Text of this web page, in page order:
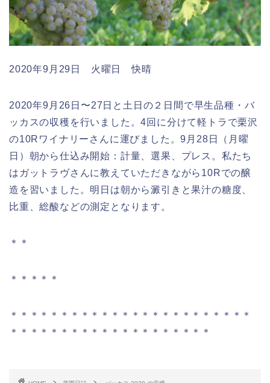
2020年9月29日 火曜日 快晴
2020年9月26日〜27日と土日の２日間で早生品種・バ
ッカスの収穫を行いました。4回に分けて軽トラで栗沢
の10Rワイナリーさんに運びました。9月28日（月曜
日）朝から仕込み開始：計量、選果、プレス。私たち
はガットラヴさんに教えていただきながら10Rでの醸
造を習いました。明日は朝から澱引きと果汁の糖度、
比重、総酸などの測定となります。
＊＊
＊＊＊＊＊
＊＊＊＊＊＊＊＊＊＊＊＊＊＊＊＊＊＊＊＊＊＊＊＊
＊＊＊＊＊＊＊＊＊＊＊＊＊＊＊＊＊＊＊＊